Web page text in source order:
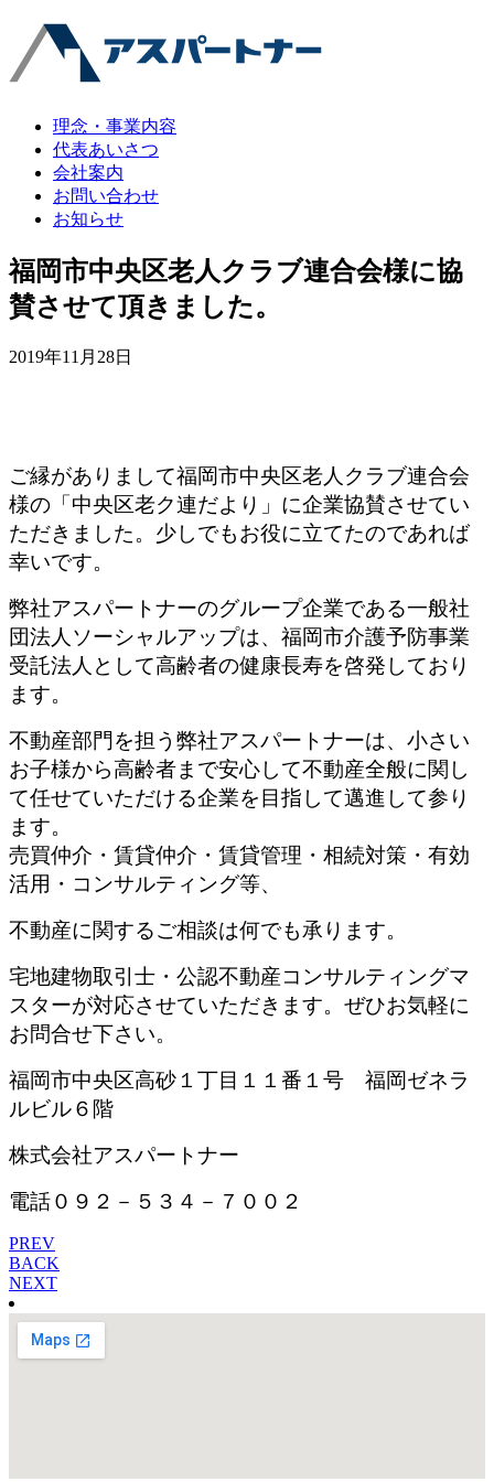
理念・事業内容
代表あいさつ
会社案内
お問い合わせ
お知らせ
福岡市中央区老人クラブ連合会様に協
賛させて頂きました。
2019年11月28日
ご縁がありまして福岡市中央区老人クラブ連合会
様の「中央区老ク連だより」に企業協賛させてい
ただきました。少しでもお役に立てたのであれば
幸いです。
弊社アスパートナーのグループ企業である一般社
団法人ソーシャルアップは、福岡市介護予防事業
受託法人として高齢者の健康長寿を啓発しており
ます。
不動産部門を担う弊社アスパートナーは、小さい
お子様から高齢者まで安心して不動産全般に関し
て任せていただける企業を目指して邁進して参り
ます。
売買仲介・賃貸仲介・賃貸管理・相続対策・有効
活用・コンサルティング等、
不動産に関するご相談は何でも承ります。
宅地建物取引士・公認不動産コンサルティングマ
スターが対応させていただきます。ぜひお気軽に
お問合せ下さい。
福岡市中央区高砂１丁目１１番１号 福岡ゼネラ
ルビル６階
株式会社アスパートナー
電話０９２－５３４－７００２
PREV
BACK
NEXT